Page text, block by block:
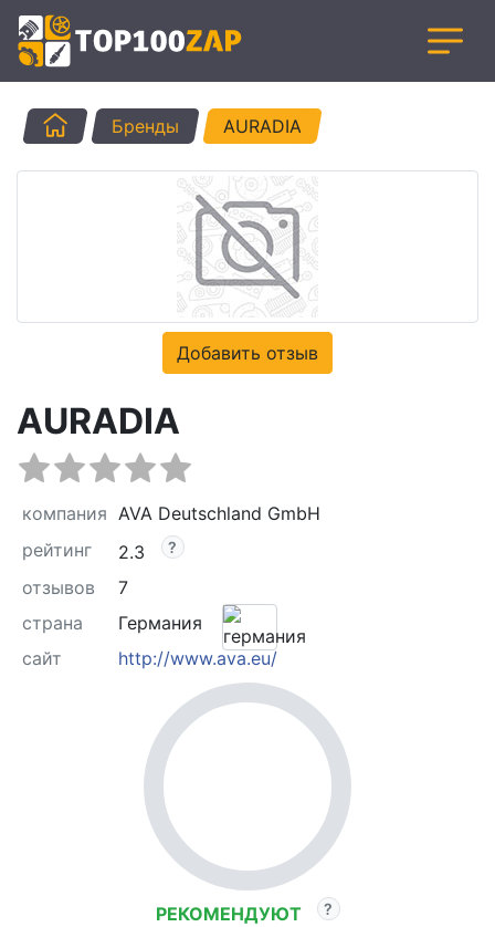
ГлавнаяБренды AURADIA
Добавить отзыв
AURADIA
компания AVA Deutschland GmbH
рейтинг
2.3
отзывов
7
страна
Германия
сайт
http://www.ava.eu/
РЕКОМЕНДУЮТ